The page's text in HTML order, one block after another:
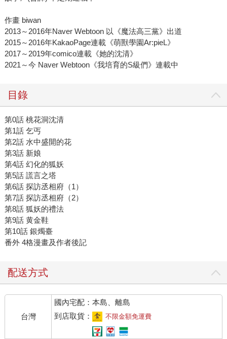
作畫 biwan
2013～2016年Naver Webtoon 以《魔法高三黨》出道
2015～2016年KakaoPage連載《萌獸學園Ar:pieL》
2017～2019年comico連載《她的沈清》
2021～今 Naver Webtoon《我培育的S級們》連載中
目錄
第0話 桃花洞沈清
第1話 乞丐
第2話 水中盛開的花
第3話 新娘
第4話 幻化的狐妖
第5話 謊言之塔
第6話 探訪丞相府（1）
第7話 探訪丞相府（2）
第8話 狐妖的禮法
第9話 黄金鞋
第10話 銀燭臺
番外 4格漫畫及作者後記
配送方式
台灣
國內宅配：本島、離島
到店取貨：
不限金額免運費